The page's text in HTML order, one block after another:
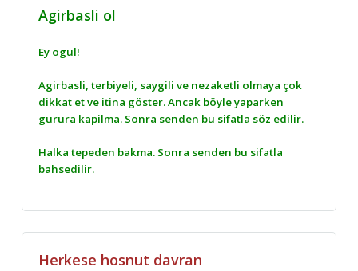
Agirbasli ol
Ey ogul!
Agirbasli, terbiyeli, saygili ve nezaketli olmaya çok
dikkat et ve itina göster. Ancak böyle yaparken
gurura kapilma. Sonra senden bu sifatla söz edilir.
Halka tepeden bakma. Sonra senden bu sifatla
bahsedilir.
Herkese hosnut davran